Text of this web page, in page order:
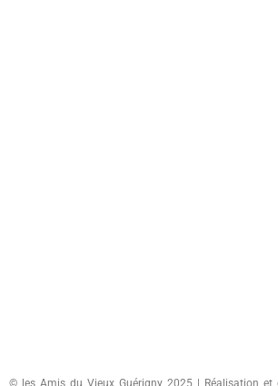
© les Amis du Vieux Guérigny 2025 | Réalisation et